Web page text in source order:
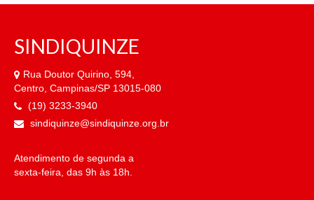
SINDIQUINZE
Rua Doutor Quirino, 594,
Centro, Campinas/SP 13015-080
(19) 3233-3940
sindiquinze@sindiquinze.org.br
Atendimento de segunda a
sexta-feira, das 9h às 18h.